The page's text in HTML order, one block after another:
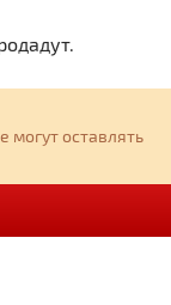
могут оставлять